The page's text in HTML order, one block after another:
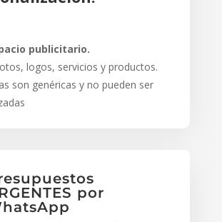
publicitario.
logos, servicios y productos.
son genéricas y no pueden ser
por